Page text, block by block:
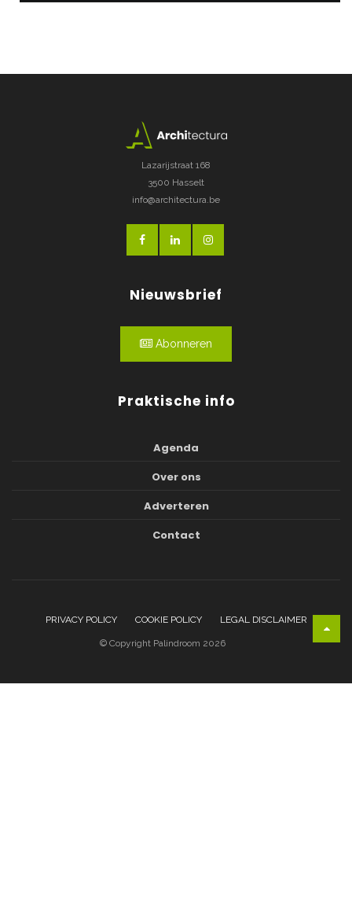
Lazarijstraat 168
3500 Hasselt
info@architectura.be
Nieuwsbrief
Abonneren
Praktische info
Agenda
Over ons
Adverteren
Contact
PRIVACY POLICY COOKIE POLICY LEGAL DISCLAIMER
© Copyright Palindroom 2026